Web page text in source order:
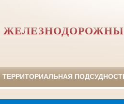
ТЕРРИТОРИАЛЬНАЯ